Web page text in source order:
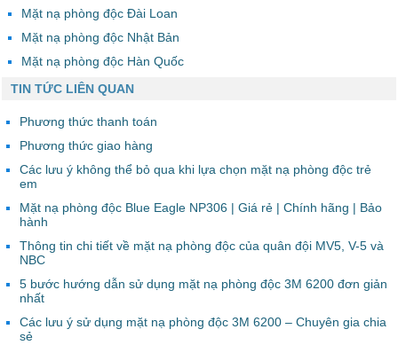
Mặt nạ phòng độc Đài Loan
Mặt nạ phòng độc Nhật Bản
Mặt nạ phòng độc Hàn Quốc
TIN TỨC LIÊN QUAN
Phương thức thanh toán
Phương thức giao hàng
Các lưu ý không thể bỏ qua khi lựa chọn mặt nạ phòng độc trẻ
em
Mặt nạ phòng độc Blue Eagle NP306 | Giá rẻ | Chính hãng | Bảo
hành
Thông tin chi tiết về mặt nạ phòng độc của quân đội MV5, V-5 và
NBC
5 bước hướng dẫn sử dụng mặt nạ phòng độc 3M 6200 đơn giản
nhất
Các lưu ý sử dụng mặt nạ phòng độc 3M 6200 – Chuyên gia chia
sẻ